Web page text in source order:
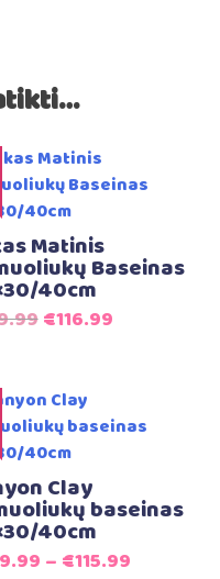
Matinis
Baseinas
40cm
Original
€139.99.
€116.99Current
Clay
baseinas
40cm
– €115.99